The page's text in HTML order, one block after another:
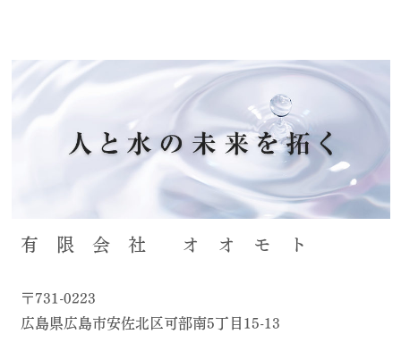
有 限 会 社 オ オ モ ト
〒731-0223
広島県広島市安佐北区可部南5丁目15-13